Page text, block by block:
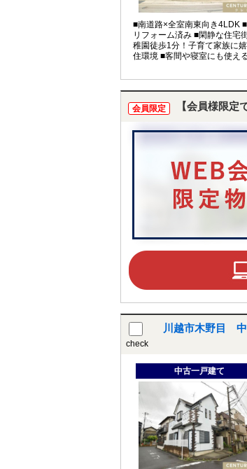
■南道路×全室南東向き4LDK
リフォーム済み ■閑静な住宅
稚園徒歩1分！子育て家族に
住環境 ■客間や寝室にも使え
会員限定 【会員様限定
check
川越市木野目 中
中古一戸建て